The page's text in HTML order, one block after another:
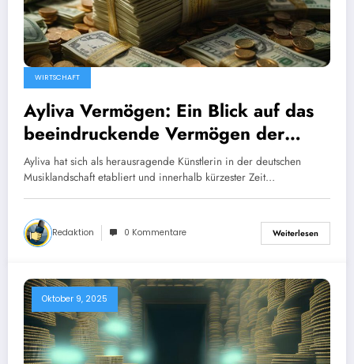
WIRTSCHAFT
Ayliva Vermögen: Ein Blick auf das
beeindruckende Vermögen der
talentierten Musikerin
Ayliva hat sich als herausragende Künstlerin in der deutschen
Musiklandschaft etabliert und innerhalb kürzester Zeit…
Redaktion 0 Kommentare Weiterlesen
Oktober 9, 2025